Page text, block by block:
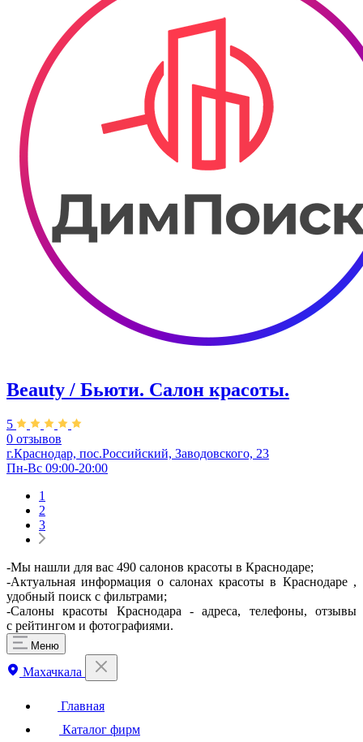
Beauty / Бьюти. Салон красоты.
5
0 отзывов
г.Краснодар, пос.Российский, Заводовского, 23
Пн-Вс 09:00-20:00
1
2
3
-Мы нашли для вас 490 салонов красоты в Краснодаре;
-Актуальная информация о салонах красоты в Краснодаре ,
удобный поиск с фильтрами;
-Салоны красоты Краснодара - адреса, телефоны, отзывы
с рейтингом и фотографиями.
Меню
Махачкала
Главная
Каталог фирм